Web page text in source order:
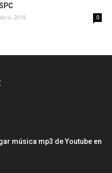
2016 0
música mp3 de Youtube en